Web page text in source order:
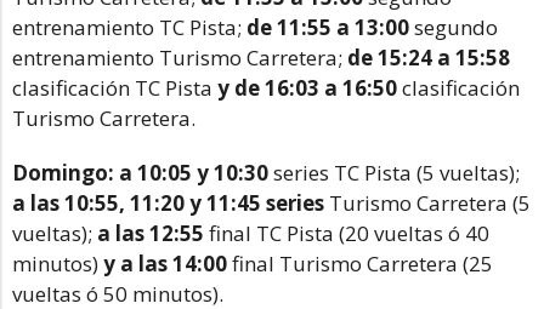
entrenamiento TC Pista; de 11:55 a 13:00segundo
entrenamiento Turismo Carretera; de 15:24 a 15:58
clasificación TC Pista y de 16:03 a 16:50clasificación
Turismo Carretera.
Domingo: a 10:05 y 10:30series TC Pista (5 vueltas);
a las 10:55, 11:20 y 11:45 series Turismo Carretera (5
vueltas); a las 12:55 final TC Pista (20 vueltas ó 40
minutos)y a las 14:00final Turismo Carretera (25
vueltas ó 50 minutos).